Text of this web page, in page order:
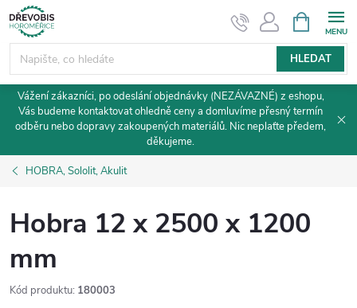
Přejít
na
obsah
HLEDAT
NÁKUPNÍ
KOŠÍK
Vážení zákazníci, po odeslání objednávky (NEZÁVAZNÉ) z eshopu,
Vás budeme kontaktovat ohledně ceny a domluvíme přesný termín
odběru nebo dopravy zakoupených materiálů. Nic neplaťte předem,
děkujeme.
HOBRA, Sololit, Akulit
Hobra 12 x 2500 x 1200
mm
Kód produktu: 180003